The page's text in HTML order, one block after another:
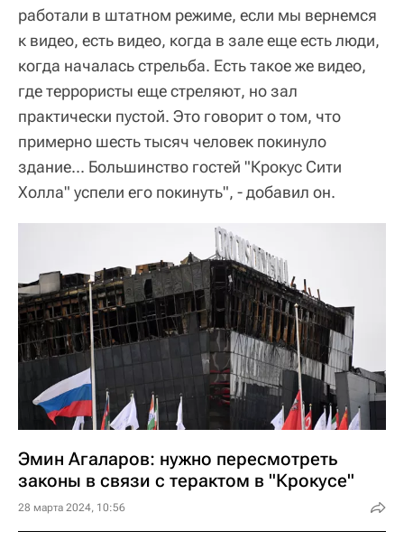
работали в штатном режиме, если мы вернемся
к видео, есть видео, когда в зале еще есть люди,
когда началась стрельба. Есть такое же видео,
где террористы еще стреляют, но зал
практически пустой. Это говорит о том, что
примерно шесть тысяч человек покинуло
здание... Большинство гостей "Крокус Сити
Холла" успели его покинуть", - добавил он.
Эмин Агаларов: нужно пересмотреть
законы в связи с терактом в "Крокусе"
28 марта 2024, 10:56